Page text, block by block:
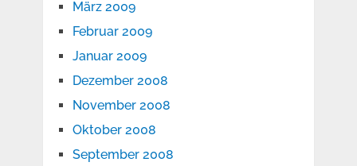
März 2009
Februar 2009
Januar 2009
Dezember 2008
November 2008
Oktober 2008
September 2008